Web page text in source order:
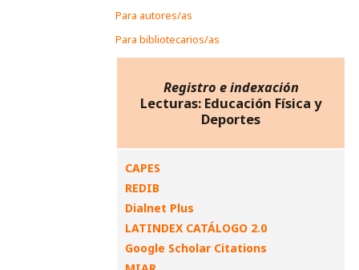
Para autores/as
Para bibliotecarios/as
Registro e indexación
Lecturas: Educación Física y
Deportes
CAPES
REDIB
Dialnet Plus
LATINDEX CATÁLOGO 2.0
Google Scholar Citations